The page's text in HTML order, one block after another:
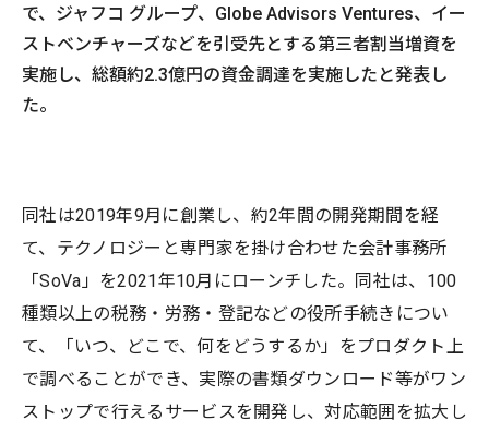
で、ジャフコ グループ、Globe Advisors Ventures、イー
ストベンチャーズなどを引受先とする第三者割当増資を
実施し、総額約2.3億円の資金調達を実施したと発表し
た。
同社は2019年9月に創業し、約2年間の開発期間を経
て、テクノロジーと専門家を掛け合わせた会計事務所
「SoVa」を2021年10月にローンチした。同社は、100
種類以上の税務・労務・登記などの役所手続きについ
て、「いつ、どこで、何をどうするか」をプロダクト上
で調べることができ、実際の書類ダウンロード等がワン
ストップで行えるサービスを開発し、対応範囲を拡大し